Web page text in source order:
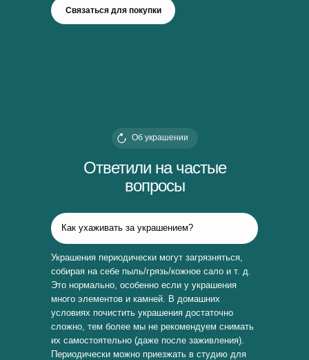
Связаться для покупки
Ответили на частые
вопросы
Об украшении
Как ухаживать за украшением?
Украшения периодически могут загрязняться,
собирая на себе пыль/грязь/кожное сало и т. д.
Это нормально, особенно если у украшения
много элементов и камней. В домашних
условиях почистить украшения достаточно
сложно, тем более мы не рекомендуем снимать
их самостоятельно (даже после заживления).
Периодически можно приезжать в студию для